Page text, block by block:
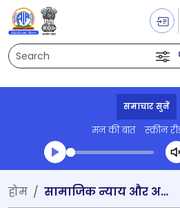
Search
समाचार सुनें
मन की बात स्क्रीन
Transcript summary
प्ले
होम सामाजिक न्याय और अधिकारिता मंत्रालय ने यू एन डी पी के साथ एक समझौता पत्र पर हस्ताक्षर किए